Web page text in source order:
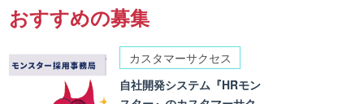
おすすめの募集
カスタマーサクセス
自社開発システム『HRモン